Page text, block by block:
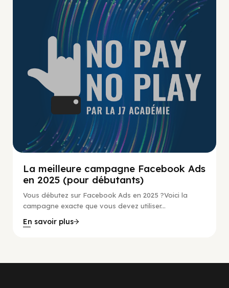
No Pay No Play
La meilleure campagne Facebook Ads
en 2025 (pour débutants)
Vous débutez sur Facebook Ads en 2025 ?Voici la
campagne exacte que vous devez utiliser...
En savoir plus